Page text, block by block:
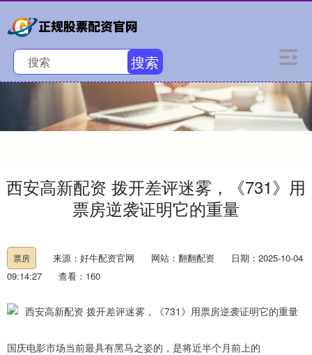
搜索
西安高新配资 拨开差评迷雾，《731》用
票房逆袭证明它的重量
票房 来源：好牛配资官网 网站：翻翻配资
日期：2025-10-04
09:14:27
查看：160
国庆电影市场当前最具有黑马之姿的，是将近半个月前上的